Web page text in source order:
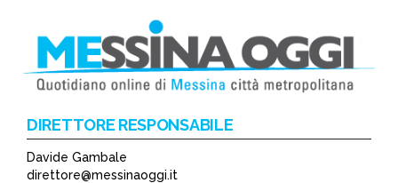
*
DIRETTORE RESPONSABILE
Davide Gambale
direttore@messinaoggi.it